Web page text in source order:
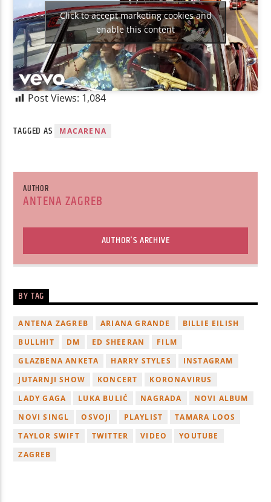
Click to accept marketing cookies and
enable this content
Post Views: 1,084
TAGGED AS MACARENA
AUTHOR
ANTENA ZAGREB
AUTHOR'S ARCHIVE
BY TAG
ANTENA ZAGREB ARIANA GRANDE
BILLIE EILISH
BULLHIT
DM ED SHEERAN
FILM
GLAZBENA ANKETA
HARRY STYLES
INSTAGRAM
JUTARNJI SHOW
KONCERT
KORONAVIRUS
LADY GAGA
LUKA BULIĆ NAGRADA
NOVI ALBUM
NOVI SINGL
OSVOJI PLAYLIST
TAMARA LOOS
TAYLOR SWIFT
TWITTER VIDEO
YOUTUBE
ZAGREB